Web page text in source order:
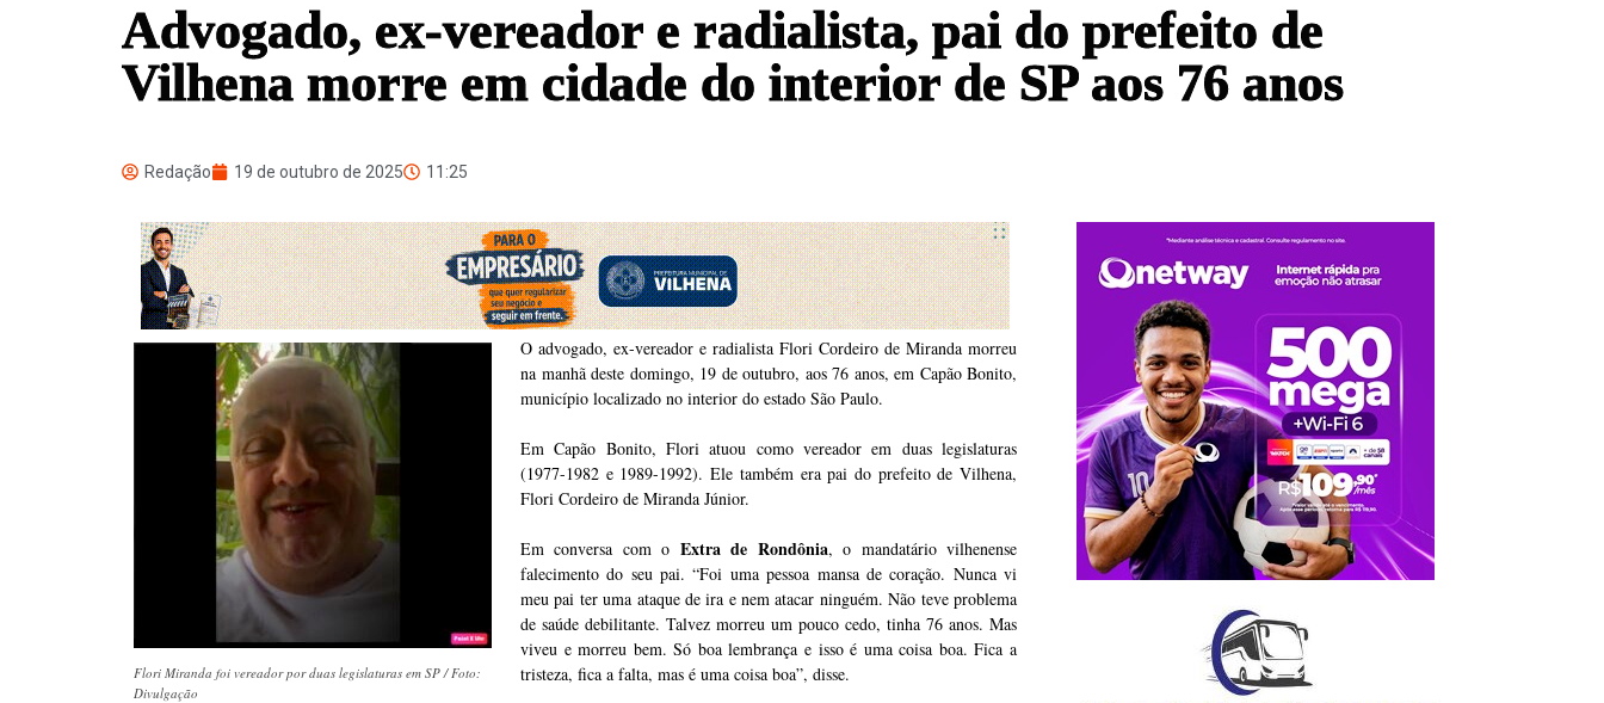
Advogado, ex-vereador e radialista, pai do prefeito de
Vilhena morre em cidade do interior de SP aos 76 anos
Redação 19 de outubro de 2025 11:25
Flori Miranda foi vereador por duas legislaturas em SP / Foto:
Divulgação
O advogado, ex-vereador e radialista Flori Cordeiro de Miranda morreu
na manhã deste domingo, 19 de outubro, aos 76 anos, em Capão Bonito,
município localizado no interior do estado São Paulo.
Em Capão Bonito, Flori atuou como vereador em duas legislaturas
(1977-1982 e 1989-1992). Ele também era pai do prefeito de Vilhena,
Flori Cordeiro de Miranda Júnior.
Em conversa com o Extra de Rondônia, o mandatário vilhenense
falecimento do seu pai. “Foi uma pessoa mansa de coração. Nunca vi
meu pai ter uma ataque de ira e nem atacar ninguém. Não teve problema
de saúde debilitante. Talvez morreu um pouco cedo, tinha 76 anos. Mas
viveu e morreu bem. Só boa lembrança e isso é uma coisa boa. Fica a
tristeza, fica a falta, mas é uma coisa boa”, disse.